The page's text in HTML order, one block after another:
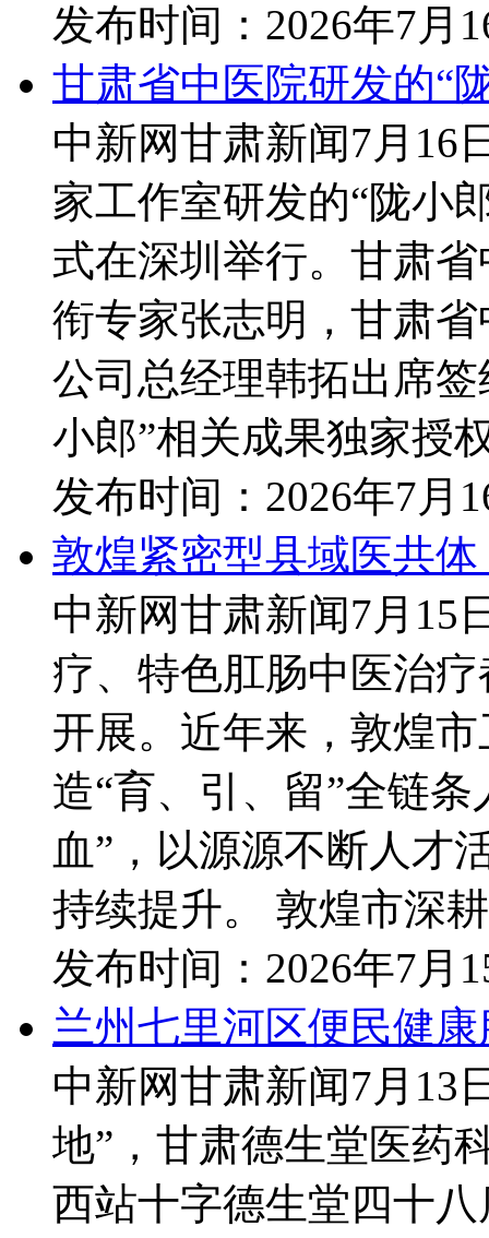
发布时间： 2026年7月
甘肃省中医院研发的“
中新网甘肃新闻7月16
家工作室研发的“陇小
式在深圳举行。甘肃
衔专家张志明，甘肃
公司总经理韩拓出席
小郎”相关成果独家授
发布时间： 2026年7月
敦煌紧密型县域医共
中新网甘肃新闻7月15
疗、特色肛肠中医治
开展。近年来，敦煌
造“育、引、留”全链
血”，以源源不断人才
持续提升。 敦煌市深
发布时间： 2026年7月
兰州七里河区便民健
中新网甘肃新闻7月13
地”，甘肃德生堂医药
西站十字德生堂四十